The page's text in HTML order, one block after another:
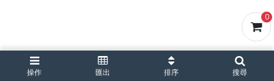
0
操作 匯出 排序 搜尋